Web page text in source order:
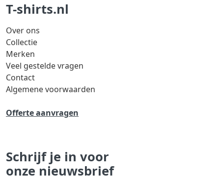
T-shirts.nl
Over ons
Collectie
Merken
Veel gestelde vragen
Contact
Algemene voorwaarden
Offerte aanvragen
Schrijf je in voor
onze nieuwsbrief